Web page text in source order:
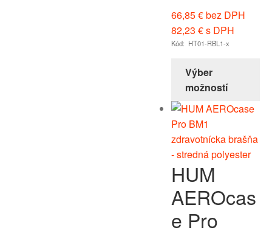
66,85€bez DPH
82,23 €s DPH
Kód: HT01-RBL1-x
Výber
možností
HUM
AEROcas
e Pro